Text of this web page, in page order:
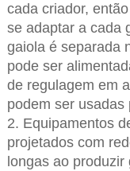
cada criador,
se adaptar a cada
gaiola é separada
pode ser
de regulagem em
podem ser
2. Equipamentos
projetados com
longas ao